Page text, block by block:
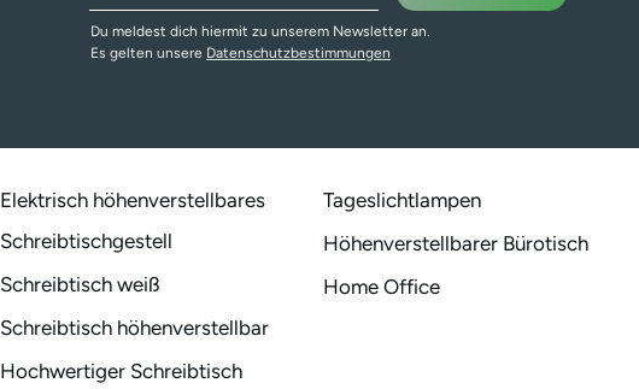
Du meldest dich hiermit zu unserem Newsletter an.
Es gelten unsere Datenschutzbestimmungen
Elektrisch höhenverstellbares
Schreibtischgestell
Schreibtisch weiß
Schreibtisch höhenverstellbar
Hochwertiger Schreibtisch
Tageslichtlampen
Höhenverstellbarer Bürotisch
Home Office